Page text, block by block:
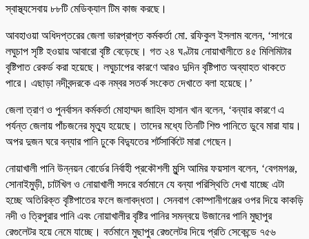
স্বাস্থ্যসেবায় ৮৮টি মেডিক্যাল টিম কাজ করছে।
আবহাওয়া অধিদপ্তরের জেলা ভারপ্রাপ্ত কর্মকর্তা মো. রফিকুল ইসলাম বলেন, ‘সাগরে
লঘুচাপ সৃষ্টি হওয়ায় আবার‌ো বৃষ্টি বেড়েছে। গত ২৪ ঘণ্টায় নোয়াখালীতে ৪৫ মিলিমিটার
বৃষ্টিপাত রেকর্ড করা হয়েছে। লঘুচাপের কারণে আরও দুদিন বৃষ্টিপাত অব্যাহত থাকতে
পারে। এছাড়া নদীবন্দরকে এক নম্বর সতর্ক সংকেত দেখাতে বলা হয়েছে।’
জেলা ত্রাণ ও পুনর্বাসন কর্মকর্তা মোহাম্মদ জাহিদ হাসান খান বলেন, ‘বন্যার কারণে এ
পর্যন্ত জেলায় পাঁচজনের মৃত্যু হয়েছে। তাদের মধ্যে তিনটি শিশু পানিতে ডুবে মারা যায়।
অপর দুজন ঘরে বন্যার পানি ঢুকে বিদ্যুতের শর্টসার্কিটে মারা গেছেন।
নোয়াখালী পানি উন্নয়ন বোর্ডের নির্বাহী প্রকৌশলী মুন্সি আমির ফয়সাল বলেন, ‘বেগমগঞ্জ,
সোনাইমুড়ী, চাটখিল ও নোয়াখালী সদরে বর্তমানে যে বন্যা পরিস্থিতি দেখা যাচ্ছে এটা
হচ্ছে অতিরিক্ত বৃষ্টিপাতের ফলে জলাবদ্ধতা। সেনবাগ কোম্পানীগঞ্জের ওপর দিয়ে কাকড়ি
নদী ও ত্রিপুরার পানি এবং নোয়াখালীর বৃষ্টির পানির সমন্বয়ে উজানের পানি মুছাপুর
রেগুলেটর হয়ে নেমে যাচ্ছে। বর্তমানে মুছাপুর রেগুলেটর দিয়ে প্রতি সেকেন্ডে ৭৫৬